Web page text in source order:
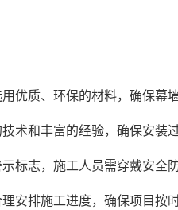
优质、环保的材料，确保幕
术和丰富的经验，确保安装
标志，施工人员需穿戴安全
安排施工进度，确保项目按时